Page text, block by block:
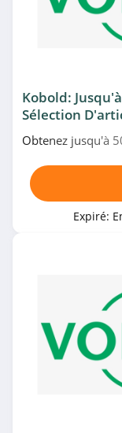
Kobold:
Sélection
Obtenez jusqu'à
Expiré: